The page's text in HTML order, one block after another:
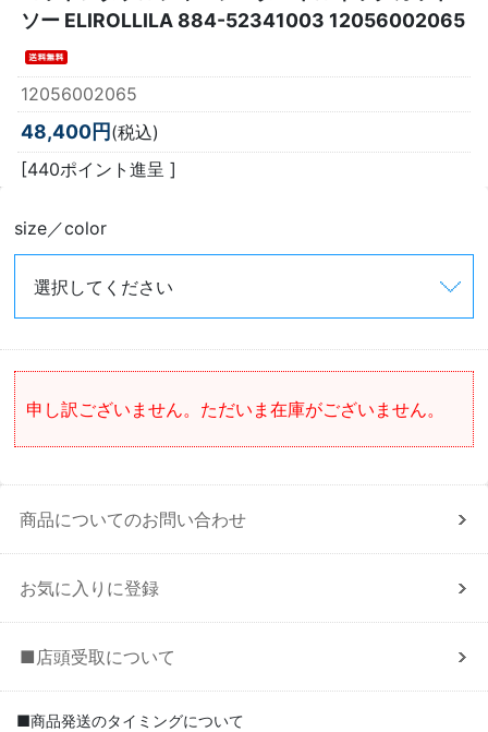
ソー ELIROLLILA 884-52341003 12056002065
12056002065
48,400円(税込)
[440ポイント進呈 ]
size／color
申し訳ございません。ただいま在庫がございません。
商品についてのお問い合わせ
お気に入りに登録
■店頭受取について
■商品発送のタイミングについて